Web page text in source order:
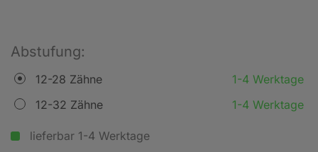
Abstufung:
12-28 Zähne
1-4 Werktage
12-32 Zähne
1-4 Werktage
lieferbar 1-4 Werktage